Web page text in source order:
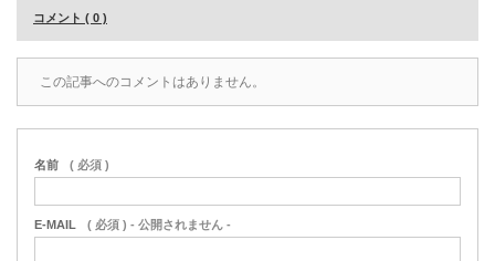
コメント ( 0 )
この記事へのコメントはありません。
名前 ( 必須 )
E-MAIL ( 必須 ) - 公開されません -